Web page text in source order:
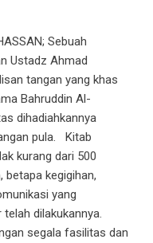
Sebuah
Ustadz Ahmad
tangan yang khas
Bahruddin Al-
dihadiahkannya
pula. Kitab
kurang dari 500
betapa kegigihan,
yang
dilakukannya.
segala fasilitas dan